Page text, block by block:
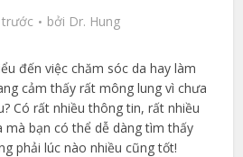
trước bởi Dr. Hung
đến việc chăm sóc da hay làm
cảm thấy rất mông lung vì chưa
Có rất nhiều thông tin, rất nhiều
mà bạn có thể dễ dàng tìm thấy
phải lúc nào nhiều cũng tốt!